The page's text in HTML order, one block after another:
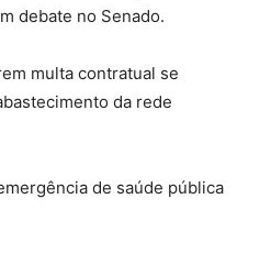
debate no Senado.
multa contratual se
da rede
de saúde pública